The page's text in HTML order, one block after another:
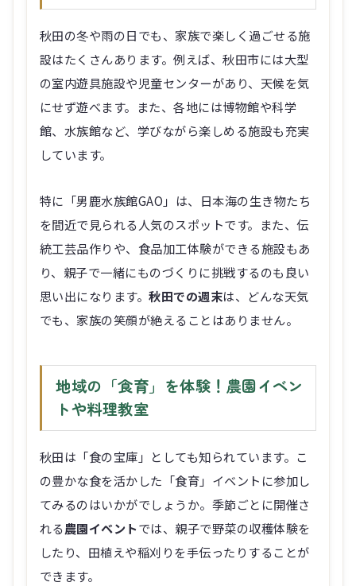
秋田の冬や雨の日でも、家族で楽しく過ごせる施
設はたくさんあります。例えば、秋田市には大型
の室内遊具施設や児童センターがあり、天候を気
にせず遊べます。また、各地には博物館や科学
館、水族館など、学びながら楽しめる施設も充実
しています。
特に「男鹿水族館GAO」は、日本海の生き物たち
を間近で見られる人気のスポットです。また、伝
統工芸品作りや、食品加工体験ができる施設もあ
り、親子で一緒にものづくりに挑戦するのも良い
思い出になります。秋田での週末は、どんな天気
でも、家族の笑顔が絶えることはありません。
地域の「食育」を体験！農園イベン
トや料理教室
秋田は「食の宝庫」としても知られています。こ
の豊かな食を活かした「食育」イベントに参加し
てみるのはいかがでしょうか。季節ごとに開催さ
れる農園イベントでは、親子で野菜の収穫体験を
したり、田植えや稲刈りを手伝ったりすることが
できます。